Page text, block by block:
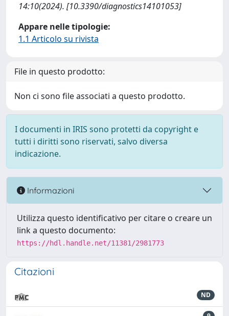
14:10(2024). [10.3390/diagnostics14101053]
Appare nelle tipologie:
1.1 Articolo su rivista
File in questo prodotto:
Non ci sono file associati a questo prodotto.
I documenti in IRIS sono protetti da copyright e
tutti i diritti sono riservati, salvo diversa
indicazione.
Informazioni
Utilizza questo identificativo per citare o creare un
link a questo documento:
https://hdl.handle.net/11381/2981773
Citazioni
ND